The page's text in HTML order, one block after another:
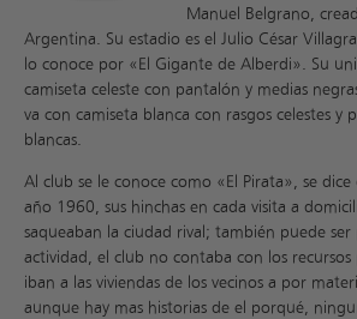
Manuel Belgrano,
Argentina. Su estadio es el Julio César
lo conoce por «El Gigante de Alberdi». Su
camiseta celeste con pantalón y medias
va con camiseta blanca con rasgos celestes y
blancas.
Al club se le conoce como «El Pirata», se
año 1960, sus hinchas en cada visita a
saqueaban la ciudad rival; también puede
actividad, el club no contaba con los
iban a las viviendas de los vecinos a por
aunque hay mas historias de el porqué,